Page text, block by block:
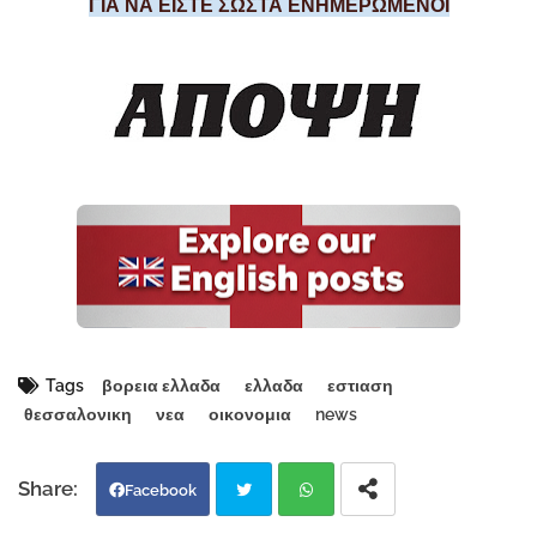
ΓΙΑ ΝΑ ΕΙΣΤΕ ΣΩΣΤΑ ΕΝΗΜΕΡΩΜΕΝΟΙ
Tags βορεια ελλαδα ελλαδα
εστιαση
θεσσαλονικη
νεα οικονομια news
Facebook